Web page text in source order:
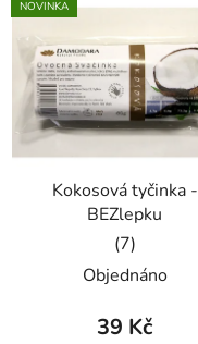
NOVINKA
Kokosová tyčinka -
BEZlepku
Průměrné
hodnocení
produktu
Objednáno
39 Kč